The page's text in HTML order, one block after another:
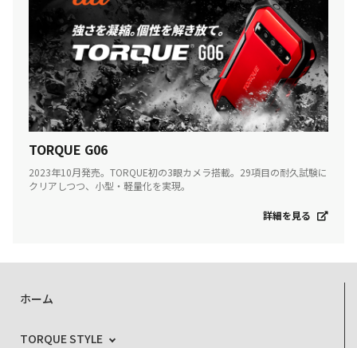
TORQUE G06
2023年10月発売。TORQUE初の3眼カメラ搭載。29項目の耐久試験に
クリアしつつ、小型・軽量化を実現。
詳細を見る
ホーム
TORQUE STYLE